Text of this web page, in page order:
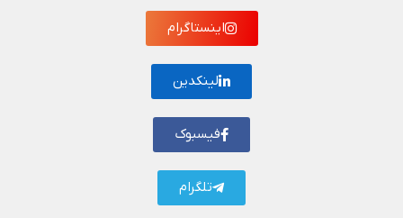
اینستاگرام
لینکدین
فیسبوک
تلگرام